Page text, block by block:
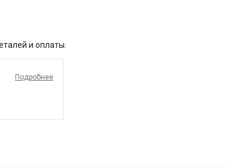
и оплаты.
Подробнее